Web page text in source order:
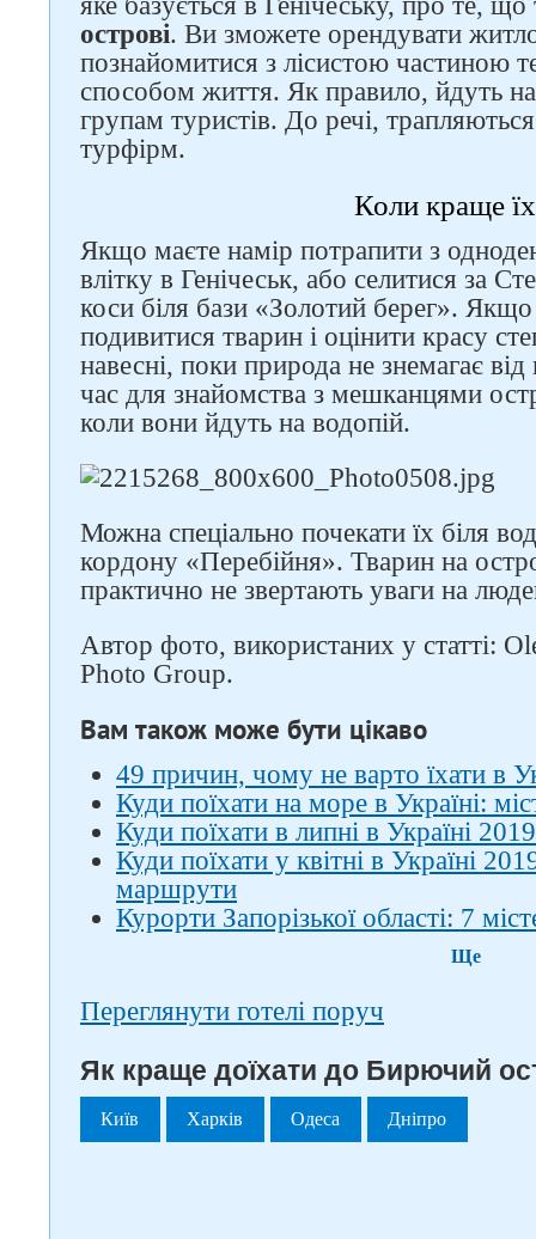
острові. Ви зможете орендувати
познайомитися з лісистою частиною
способом життя. Як правило, йдуть на
групам туристів. До речі, трапляються
турфірм.
Коли краще
Якщо маєте намір потрапити з
влітку в Генічеськ, або селитися за
коси біля бази «Золотий берег».
подивитися тварин і оцінити красу
навесні, поки природа не знемагає
час для знайомства з мешканцями
коли вони йдуть на водопій.
Можна спеціально почекати їх біля
кордону «Перебійня». Тварин на
практично не звертають уваги на
Автор фото, використаних у статті:
Photo Group.
Вам також може бути цікаво
49 причин, чому не варто їхати в
Куди поїхати на море в Україні:
Куди поїхати в липні в Україні
Куди поїхати у квітні в Україні
маршрути
Курорти Запорізької області: 7
Ще
Переглянути готелі поруч
Як краще доїхати до Бирючий
Київ Харків Одеса Дніпро